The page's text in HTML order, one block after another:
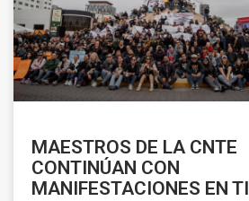
MAESTROS DE LA CNTE
CONTINÚAN CON
MANIFESTACIONES EN